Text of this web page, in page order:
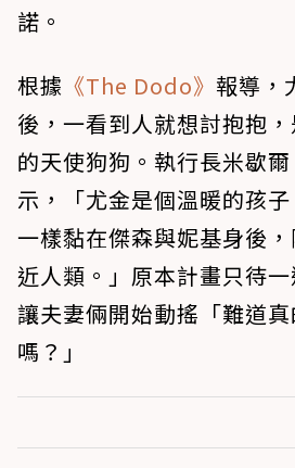
諾。
根據 《The Dodo》 報導，
後，一看到人就想討抱抱
的天使狗狗。執行長米歇
示，「尤金是個溫暖的孩
一樣黏在傑森與妮基身後
近人類。」原本計畫只待
讓夫妻倆開始動搖「難道
嗎？」